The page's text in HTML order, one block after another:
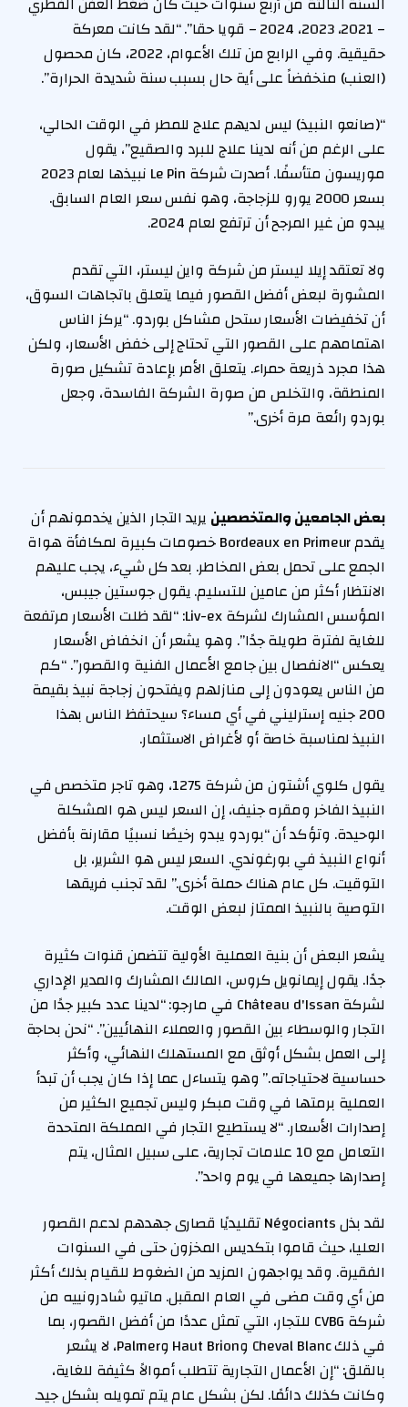
– 2021، 2023، 2024 – قويا حقا”. “لقد كانت معركة
حقيقية. وفي الرابع من تلك الأعوام، 2022، كان محصول
(العنب) منخفضاً على أية حال بسبب سنة شديدة الحرارة”.
“(صانعو النبيذ) ليس لديهم علاج للمطر في الوقت الحالي،
على الرغم من أنه لدينا علاج للبرد والصقيع”، يقول
موريسون متأسفًا. أصدرت شركة Le Pin نبيذها لعام 2023
بسعر 2000 يورو للزجاجة، وهو نفس سعر العام السابق.
يبدو من غير المرجح أن ترتفع لعام 2024.
ولا تعتقد إيلا ليستر من شركة واين ليستر، التي تقدم
المشورة لبعض أفضل القصور فيما يتعلق باتجاهات السوق،
أن تخفيضات الأسعار ستحل مشاكل بوردو. “يركز الناس
اهتمامهم على القصور التي تحتاج إلى خفض الأسعار، ولكن
هذا مجرد ذريعة حمراء. يتعلق الأمر بإعادة تشكيل صورة
المنطقة، والتخلص من صورة الشركة الفاسدة، وجعل
بوردو رائعة مرة أخرى.”
بعض الجامعين والمتخصصين يريد التجار الذين يخدمونهم أن
يقدم Bordeaux en Primeur خصومات كبيرة لمكافأة هواة
الجمع على تحمل بعض المخاطر. بعد كل شيء، يجب عليهم
الانتظار أكثر من عامين للتسليم. يقول جوستين جيبس،
المؤسس المشارك لشركة Liv-ex: “لقد ظلت الأسعار مرتفعة
للغاية لفترة طويلة جدًا”. وهو يشعر أن انخفاض الأسعار
يعكس “الانفصال بين جامع الأعمال الفنية والقصور”. “كم
من الناس يعودون إلى منازلهم ويفتحون زجاجة نبيذ بقيمة
200 جنيه إسترليني في أي مساء؟ سيحتفظ الناس بهذا
النبيذ لمناسبة خاصة أو لأغراض الاستثمار.
يقول كلوي أشتون من شركة 1275، وهو تاجر متخصص في
النبيذ الفاخر ومقره جنيف، إن السعر ليس هو المشكلة
الوحيدة. وتؤكد أن “بوردو يبدو رخيصًا نسبيًا مقارنة بأفضل
أنواع النبيذ في بورغوندي. السعر ليس هو الشرير، بل
التوقيت. كل عام هناك حملة أخرى.” لقد تجنب فريقها
التوصية بالنبيذ الممتاز لبعض الوقت.
يشعر البعض أن بنية العملية الأولية تتضمن قنوات كثيرة
جدًا. يقول إيمانويل كروس، المالك المشارك والمدير الإداري
لشركة Château d'Issan في مارجو: “لدينا عدد كبير جدًا من
التجار والوسطاء بين القصور والعملاء النهائيين”. “نحن بحاجة
إلى العمل بشكل أوثق مع المستهلك النهائي، وأكثر
حساسية لاحتياجاته.” وهو يتساءل عما إذا كان يجب أن تبدأ
العملية برمتها في وقت مبكر وليس تجميع الكثير من
إصدارات الأسعار. “لا يستطيع التجار في المملكة المتحدة
التعامل مع 10 علامات تجارية، على سبيل المثال، يتم
إصدارها جميعها في يوم واحد”.
لقد بذل Négociants تقليديًا قصارى جهدهم لدعم القصور
العليا، حيث قاموا بتكديس المخزون حتى في السنوات
الفقيرة. وقد يواجهون المزيد من الضغوط للقيام بذلك أكثر
من أي وقت مضى في العام المقبل. ماتيو شادرونييه من
شركة CVBG للتجار، التي تمثل عددًا من أفضل القصور، بما
في ذلك Cheval Blanc وHaut Brion وPalmer، لا يشعر
بالقلق: “إن الأعمال التجارية تتطلب أموالاً كثيفة للغاية،
وكانت كذلك دائمًا. لكن بشكل عام يتم تمويله بشكل جيد.